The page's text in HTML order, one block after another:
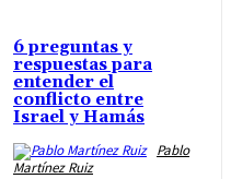
6 preguntas y
respuestas para
entender el
conflicto entre
Israel y Hamás
Pablo
Martínez Ruiz